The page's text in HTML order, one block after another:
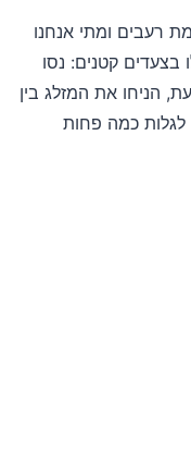
רעבים ומתי אנחנו
בצעדים קטנים: נסו
הניחו את המזלג בין
לגלות כמה פחות